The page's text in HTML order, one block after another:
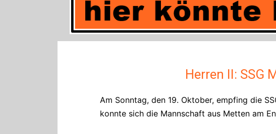
Herren II: SSG
Am Sonntag, den 19. Oktober, empfing die
konnte sich die Mannschaft aus Metten am